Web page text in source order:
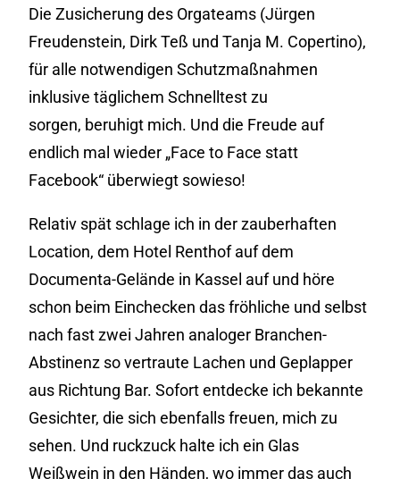
Die Zusicherung des Orgateams (Jürgen
Freudenstein, Dirk Teß und Tanja M. Copertino),
für alle notwendigen Schutzmaßnahmen
inklusive täglichem Schnelltest zu
sorgen, beruhigt mich. Und die Freude auf
endlich mal wieder „Face to Face statt
Facebook“ überwiegt sowieso!
Relativ spät schlage ich in der zauberhaften
Location, dem Hotel Renthof auf dem
Documenta-Gelände in Kassel auf und höre
schon beim Einchecken das fröhliche und selbst
nach fast zwei Jahren analoger Branchen-
Abstinenz so vertraute Lachen und Geplapper
aus Richtung Bar. Sofort entdecke ich bekannte
Gesichter, die sich ebenfalls freuen, mich zu
sehen. Und ruckzuck halte ich ein Glas
Weißwein in den Händen, wo immer das auch